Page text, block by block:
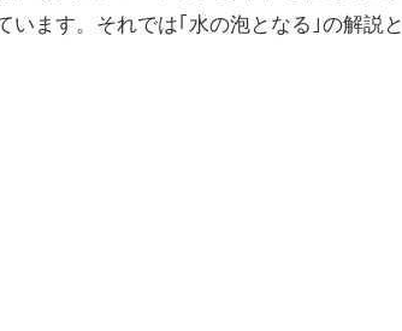
います。それでは｢水の泡となる｣の解説と